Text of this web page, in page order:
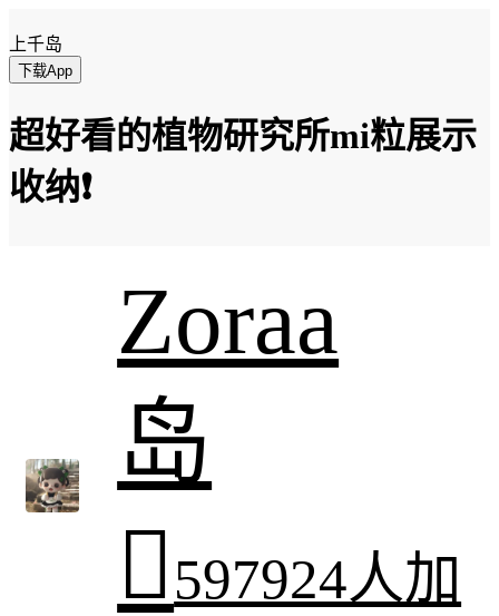
上千岛
下载App
超好看的植物研究所mi粒展示
收纳❗️
Zoraa
岛
597924人加